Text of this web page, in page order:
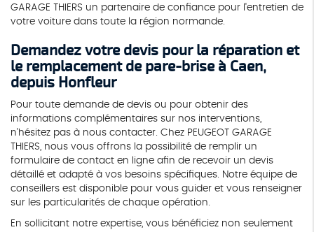
GARAGE THIERS un partenaire de confiance pour l'entretien de
votre voiture dans toute la région normande.
Demandez votre devis pour la réparation et
le remplacement de pare-brise à Caen,
depuis Honfleur
Pour toute demande de devis ou pour obtenir des
informations complémentaires sur nos interventions,
n'hésitez pas à nous contacter. Chez PEUGEOT GARAGE
THIERS, nous vous offrons la possibilité de remplir un
formulaire de contact en ligne afin de recevoir un devis
détaillé et adapté à vos besoins spécifiques. Notre équipe de
conseillers est disponible pour vous guider et vous renseigner
sur les particularités de chaque opération.
En sollicitant notre expertise, vous bénéficiez non seulement